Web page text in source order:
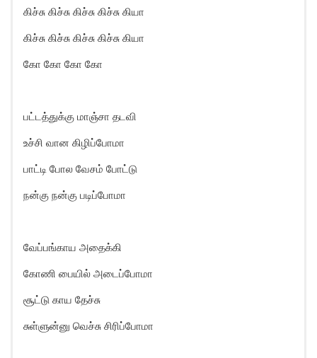
கிச்சு கிச்சு கிச்சு கிச்சு கியா
கிச்சு கிச்சு கிச்சு கிச்சு கியா
கோ கோ கோ கோ
பட்டத்துக்கு மாஞ்சா தடவி
உச்சி வான கிழிப்போமா
பாட்டி போல வேசம் போட்டு
நன்கு நன்கு படிப்போமா
வேப்பங்காய அதைக்கி
கோணி பையில் அடைப்போமா
சூட்டு காய தேச்சு
சுள்ளுன்னு வெச்சு சிரிப்போமா